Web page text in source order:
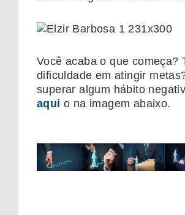
Você acaba o que começa?
dificuldade em atingir
superar algum hábito
aqui o na imagem abaixo.